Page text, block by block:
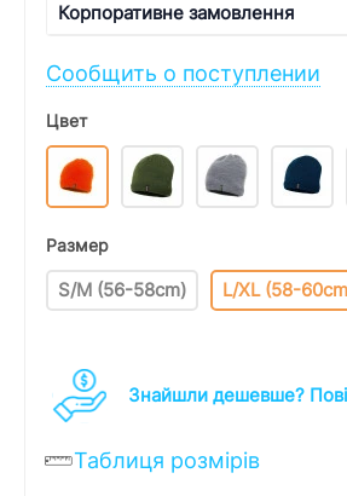
Корпоративне замовлення
Сообщить о поступлении
Цвет
Размер
S/M (56-58cm) L/XL (58-
Знайшли дешевше?
Таблиця розмірів